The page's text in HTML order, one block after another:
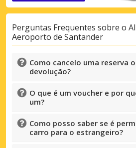
Perguntas Frequentes sobre o
Aeroporto de Santander
Como cancelo uma reserva
devolução?
O que é um voucher e por
um?
Como posso saber se é
carro para o estrangeiro?